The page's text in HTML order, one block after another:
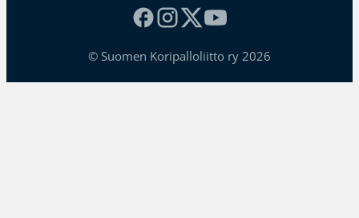
© Suomen Koripalloliitto ry 2026